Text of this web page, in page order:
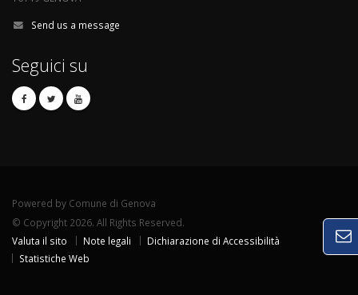
Send us a message
Seguici su
Powered by Comune di Genova
© Copyright 2026. All Rights Reserved.
Valuta il sito
Note legali
Dichiarazione di Accessibilità
Statistiche Web